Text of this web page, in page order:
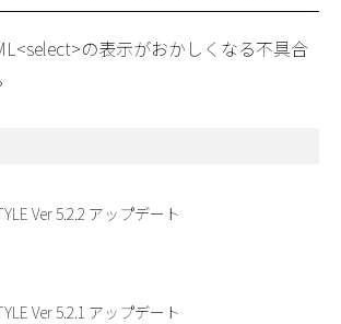
の表示がおかしくなる不具合
Ver 5.2.2 アップデート
Ver 5.2.1 アップデート